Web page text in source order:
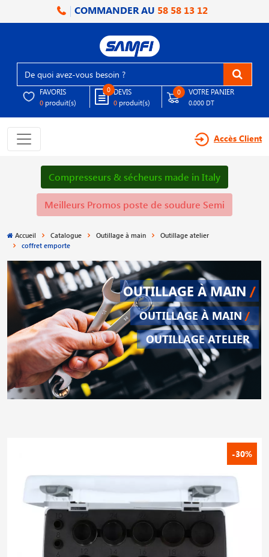
COMMANDER AU 58 58 13 12
FAVORIS
0 produit(s)
0 DEVIS
0 produit(s)
0 VOTRE PANIER
0.000 DT
Accès Client
Compresseurs & sécheurs made in Italy
Meilleurs Promos poste de soudure Semi
Accueil Catalogue Outillage à main
Outillage atelier
coffret emporte
OUTILLAGE À MAIN /
OUTILLAGE À MAIN /
OUTILLAGE ATELIER
-30%